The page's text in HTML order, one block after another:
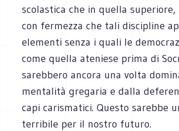
scolastica che in quella
con fermezza che tali discipline
elementi senza i quali le
come quella ateniese prima di
sarebbero ancora una volta
mentalità gregaria e dalla
capi carismatici. Questo sarebbe
terribile per il nostro futuro.